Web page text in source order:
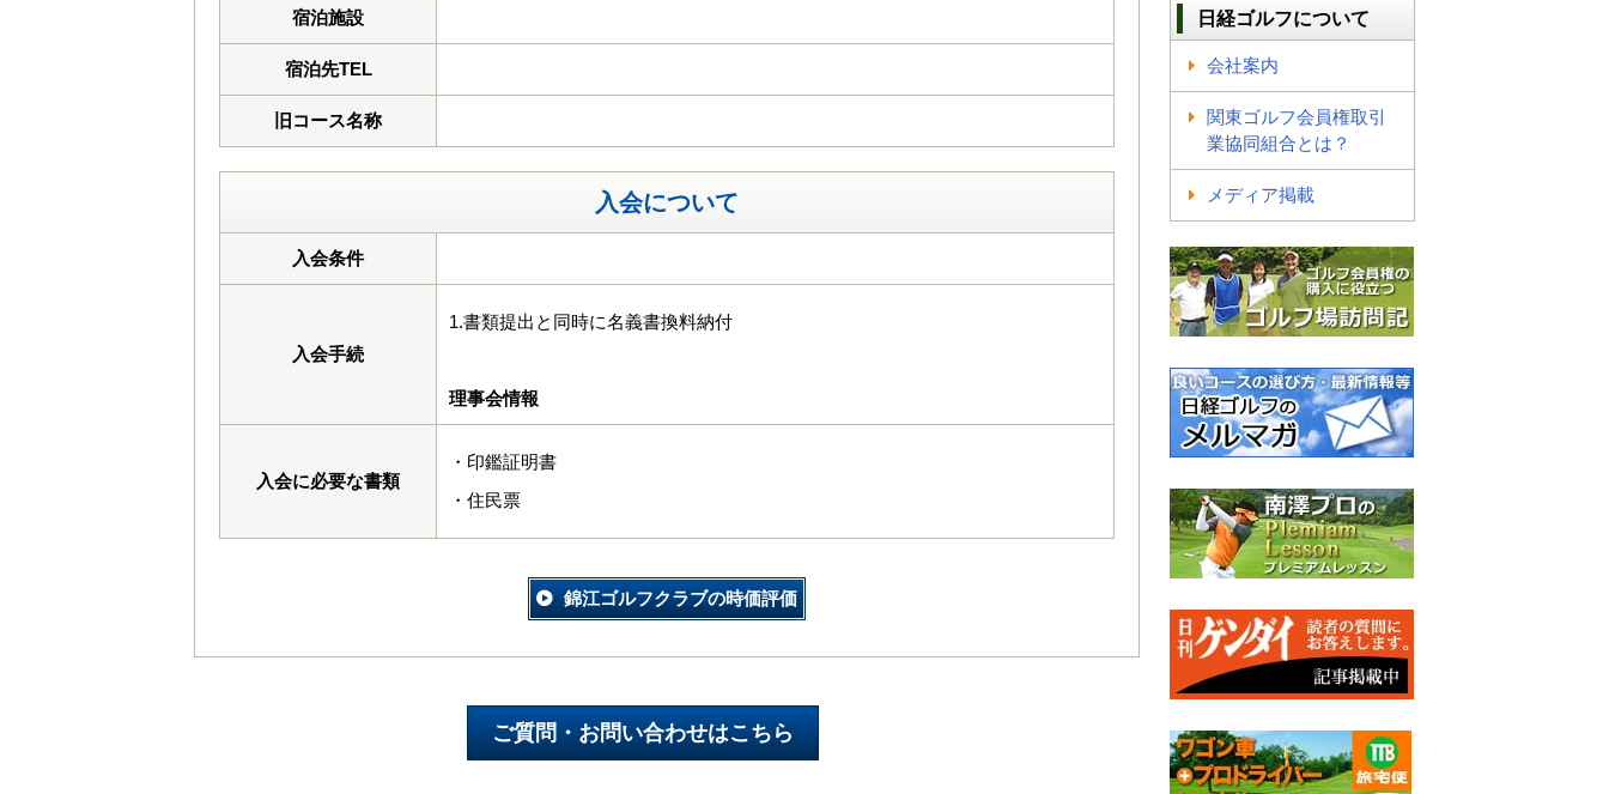
宿泊施設
宿泊先TEL
旧コース名称
入会について
入会条件
入会手続
1.書類提出と同時に名義書換料納付
理事会情報
入会に必要な書類
・印鑑証明書
・住民票
錦江ゴルフクラブの時価評価
日経ゴルフについて
会社案内
関東ゴルフ会員権取引
業協同組合とは？
メディア掲載